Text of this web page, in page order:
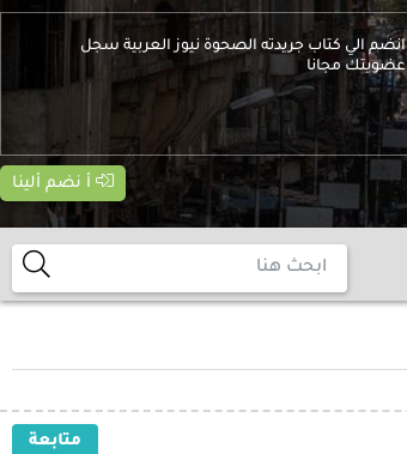
انضم الي كتاب جريدته الصحوة نيوز العربية سجل
عضويتك مجانا
أ نضم ألينا
متابعة